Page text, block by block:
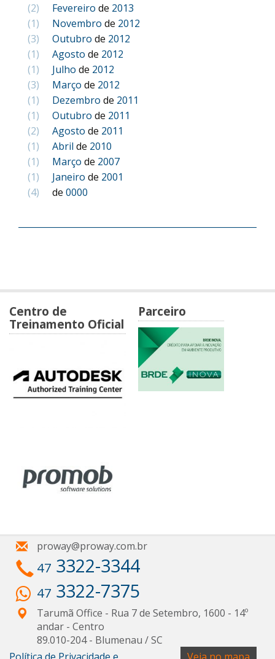
(2)
Fevereiro de 2013
(1)
Novembro de 2012
(3)
Outubro de 2012
(1)
Agosto de 2012
(1)
Julho de 2012
(3)
Março de 2012
(1)
Dezembro de 2011
(1)
Outubro de 2011
(2)
Agosto de 2011
(1)
Abril de 2010
(1)
Março de 2007
(1)
Janeiro de 2001
(4)
de 0000
Centro de
Treinamento Oficial
Parceiro
proway@proway.com.br
47 3322-3344
47 3322-7375
Tarumã Office - Rua 7 de Setembro, 1600 - 14º
andar - Centro
89.010-204- Blumenau /SC